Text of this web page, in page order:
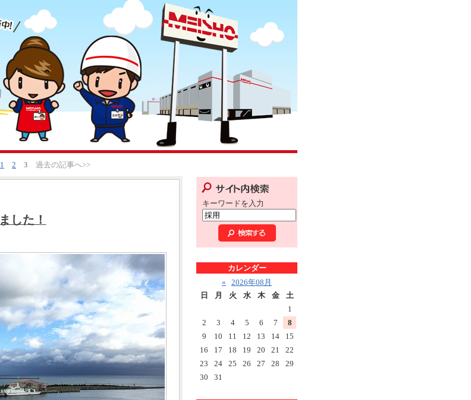
1 2 3 過去の記事へ>>
した！
キーワードを入力
カレンダー
«
2026年08月
日
月 火 水 木 金
土
1
2
3 4 5 6 7
8
9
10 11 12 13 14
15
16
17 18 19 20 21
22
23
24 25 26 27 28
29
30
31